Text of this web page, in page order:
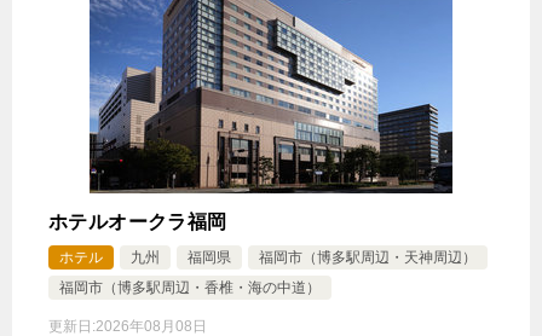
ホテルオークラ福岡
ホテル 九州 福岡県
福岡市（博多駅周辺・天神周辺）
福岡市（博多駅周辺・香椎・海の中道）
更新日:2026年08月08日